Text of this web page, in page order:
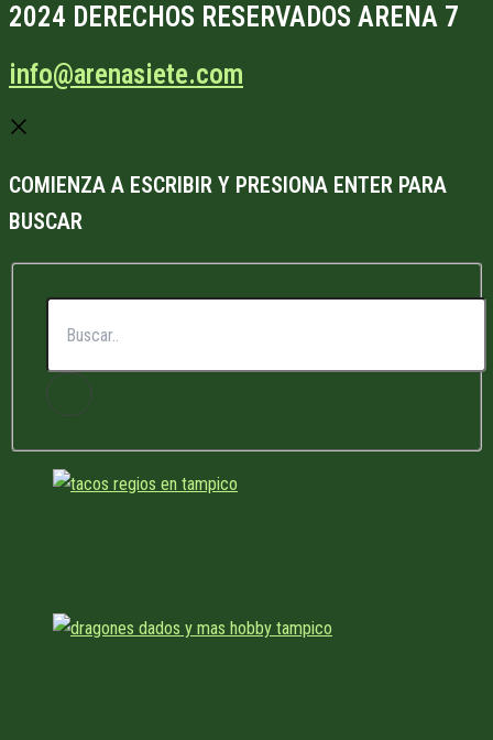
2024 DERECHOS RESERVADOS ARENA 7
info@arenasiete.com
COMIENZA A ESCRIBIR Y PRESIONA ENTER PARA
BUSCAR